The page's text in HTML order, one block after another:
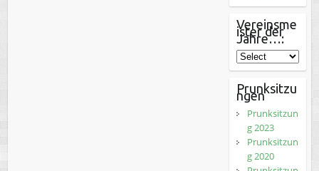
Vereinsme
ister der
Jahre…:
Prunksitzu
ngen
Prunksitzun
g 2023
Prunksitzun
g 2020